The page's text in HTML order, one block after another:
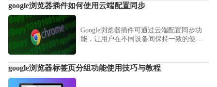
google浏览器插件如何使用云端配置同步
Google浏览器插件可通过云端配置同步功
能，让用户在不同设备间保持一致的使用
复配置的麻烦，提升跨平台使用效率。
google浏览器标签页分组功能使用技巧与教程